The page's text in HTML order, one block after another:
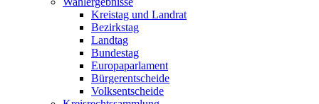
Kreistag und Landrat
Bezirkstag
Landtag
Bundestag
Europaparlament
Bürgerentscheide
Volksentscheide